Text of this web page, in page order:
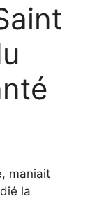
maniait
la